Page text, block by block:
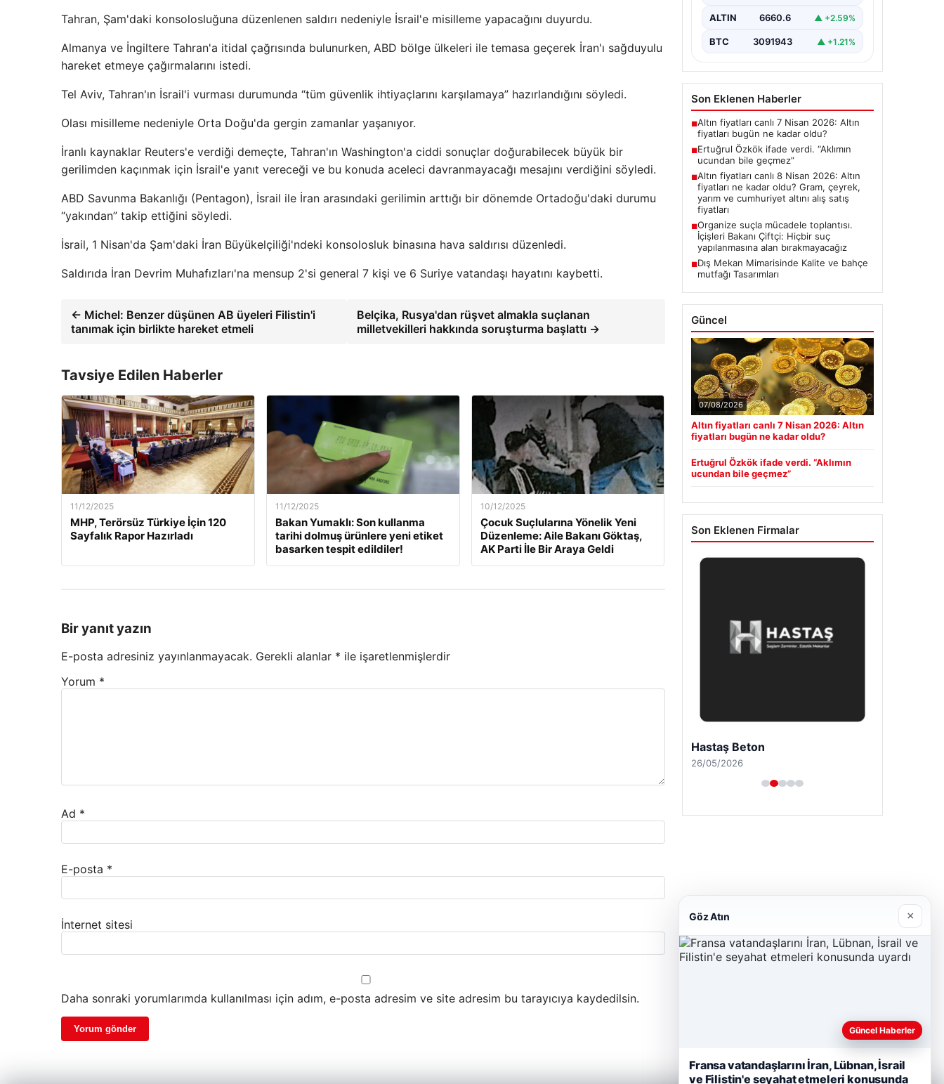
Tahran, Şam'daki konsolosluğuna düzenlenen saldırı nedeniyle İsrail'e misilleme yapacağını duyurdu.
Almanya ve İngiltere Tahran'a itidal çağrısında bulunurken, ABD bölge ülkeleri ile temasa geçerek İran'ı sağduyulu
hareket etmeye çağırmalarını istedi.
Tel Aviv, Tahran'ın İsrail'i vurması durumunda “tüm güvenlik ihtiyaçlarını karşılamaya” hazırlandığını söyledi.
Olası misilleme nedeniyle Orta Doğu'da gergin zamanlar yaşanıyor.
İranlı kaynaklar Reuters'e verdiği demeçte, Tahran'ın Washington'a ciddi sonuçlar doğurabilecek büyük bir
gerilimden kaçınmak için İsrail'e yanıt vereceği ve bu konuda aceleci davranmayacağı mesajını verdiğini söyledi.
ABD Savunma Bakanlığı (Pentagon), İsrail ile İran arasındaki gerilimin arttığı bir dönemde Ortadoğu'daki durumu
“yakından” takip ettiğini söyledi.
İsrail, 1 Nisan'da Şam'daki İran Büyükelçiliği'ndeki konsolosluk binasına hava saldırısı düzenledi.
Saldırıda İran Devrim Muhafızları'na mensup 2'si general 7 kişi ve 6 Suriye vatandaşı hayatını kaybetti.
← Michel: Benzer düşünen AB üyeleri Filistin'i
tanımak için birlikte hareket etmeli
Belçika, Rusya'dan rüşvet almakla suçlanan
milletvekilleri hakkında soruşturma başlattı →
Tavsiye Edilen Haberler
11/12/2025
MHP, Terörsüz Türkiye İçin 120
Sayfalık Rapor Hazırladı
11/12/2025
Bakan Yumaklı: Son kullanma
tarihi dolmuş ürünlere yeni etiket
basarken tespit edildiler!
10/12/2025
Çocuk Suçlularına Yönelik Yeni
Düzenleme: Aile Bakanı Göktaş,
AK Parti İle Bir Araya Geldi
Bir yanıt yazın
E-posta adresiniz yayınlanmayacak. Gerekli alanlar * ile işaretlenmişlerdir
Yorum *
Ad *
E-posta *
İnternet sitesi
Daha sonraki yorumlarımda kullanılması için adım, e-posta adresim ve site adresim bu tarayıcıya kaydedilsin.
ALTIN 6660.6 ▲ +2.59%
BTC 3091943 ▲ +1.21%
Son Eklenen Haberler
■Altın fiyatları canlı 7 Nisan 2026: Altın
fiyatları bugün ne kadar oldu?
■Ertuğrul Özkök ifade verdi. “Aklımın
ucundan bile geçmez”
■Altın fiyatları canlı 8 Nisan 2026: Altın
fiyatları ne kadar oldu? Gram, çeyrek,
yarım ve cumhuriyet altını alış satış
fiyatları
■Organize suçla mücadele toplantısı.
İçişleri Bakanı Çiftçi: Hiçbir suç
yapılanmasına alan bırakmayacağız
■Dış Mekan Mimarisinde Kalite ve bahçe
mutfağı Tasarımları
Güncel
07/08/2026
Altın fiyatları canlı 7 Nisan 2026: Altın
fiyatları bugün ne kadar oldu?
Ertuğrul Özkök ifade verdi. “Aklımın
ucundan bile geçmez”
Son Eklenen Firmalar
Hastaş Beton
26/05/2026
Göz Atın ×
Güncel Haberler
Fransa vatandaşlarını İran, Lübnan, İsrail
ve Filistin'e seyahat etmeleri konusunda